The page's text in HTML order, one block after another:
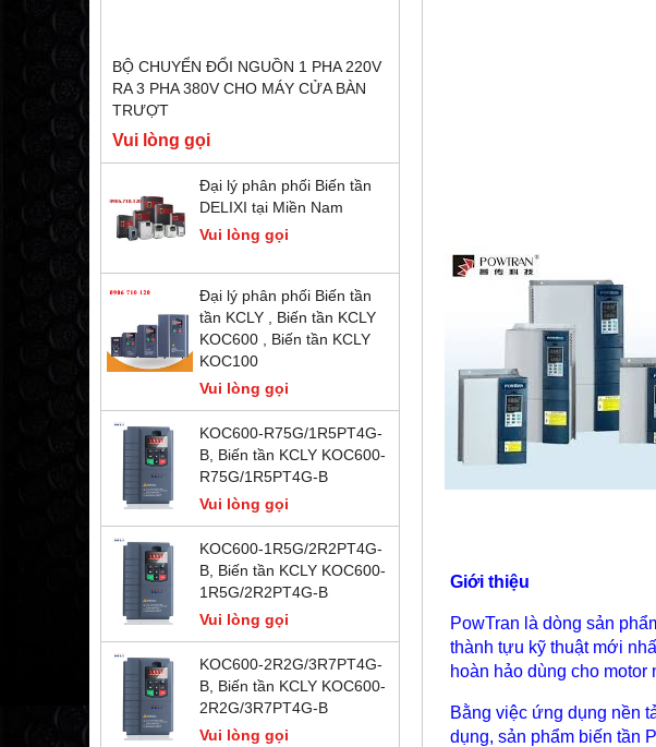
BỘ CHUYỂN ĐỔI NGUỒN 1 PHA 220V
RA 3 PHA 380V CHO MÁY CỬA BÀN
TRƯỢT
Vui lòng gọi
Đại lý phân phối Biến tần
DELIXI tại Miền Nam
Vui lòng gọi
Đại lý phân phối Biến tần
tần KCLY , Biến tần KCLY
KOC600 , Biến tần KCLY
KOC100
Vui lòng gọi
KOC600-R75G/1R5PT4G-
B, Biến tần KCLY KOC600-
R75G/1R5PT4G-B
Vui lòng gọi
KOC600-1R5G/2R2PT4G-
B, Biến tần KCLY KOC600-
1R5G/2R2PT4G-B
Vui lòng gọi
KOC600-2R2G/3R7PT4G-
B, Biến tần KCLY KOC600-
2R2G/3R7PT4G-B
Vui lòng gọi
Giới thiệu
PowTran là dòng sản
thành tựu kỹ thuật mới
hoàn hảo dùng cho
Bằng việc ứng dụng nền
dụng, sản phẩm biến tần